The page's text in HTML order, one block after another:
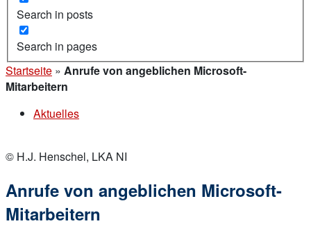
Search in posts
Search in pages
Startseite » Anrufe von angeblichen Microsoft-
Mitarbeitern
Aktuelles
© H.J. Henschel, LKA NI
Anrufe von angeblichen Microsoft-
Mitarbeitern